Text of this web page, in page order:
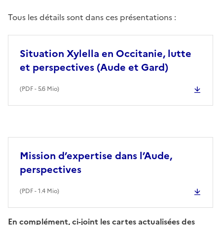
Tous les détails sont dans ces présentations :
Situation Xylella en Occitanie, lutte
et perspectives (Aude et Gard)
(PDF- 5.6 Mio)
Mission d’expertise dans l’Aude,
perspectives
(PDF- 1.4 Mio)
En complément, ci-joint les cartes actualisées des